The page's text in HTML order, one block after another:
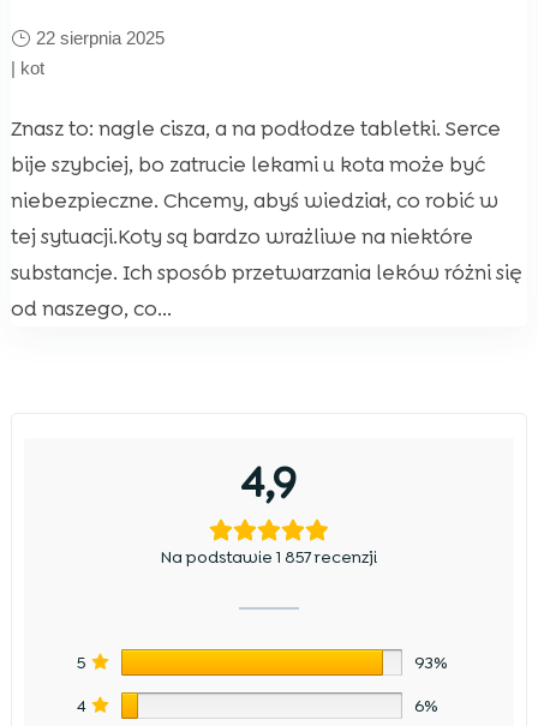
22 sierpnia 2025
| kot
Znasz to: nagle cisza, a na podłodze tabletki. Serce
bije szybciej, bo zatrucie lekami u kota może być
niebezpieczne. Chcemy, abyś wiedział, co robić w
tej sytuacji.Koty są bardzo wrażliwe na niektóre
substancje. Ich sposób przetwarzania leków różni się
od naszego, co...
4,9
Na podstawie 1 857 recenzji
5 93%
4 6%